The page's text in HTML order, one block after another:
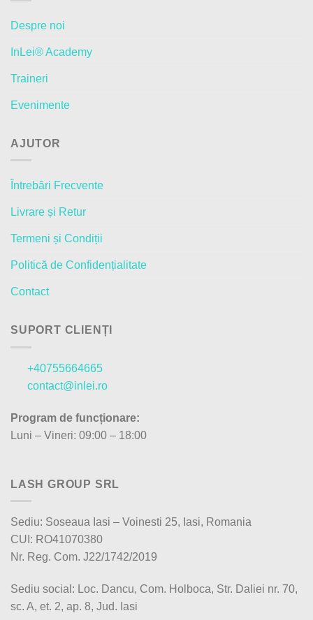
Despre noi
InLei® Academy
Traineri
Evenimente
AJUTOR
Întrebări Frecvente
Livrare și Retur
Termeni și Condiții
Politică de Confidențialitate
Contact
SUPORT CLIENȚI
+40755664665
contact@inlei.ro
Program de funcționare:
Luni – Vineri: 09:00 – 18:00
LASH GROUP SRL
Sediu: Soseaua Iasi – Voinesti 25, Iasi, Romania
CUI: RO41070380
Nr. Reg. Com. J22/1742/2019
Sediu social: Loc. Dancu, Com. Holboca, Str. Daliei nr. 70,
sc. A, et. 2, ap. 8, Jud. Iasi